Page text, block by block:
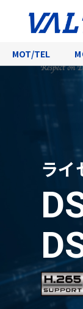
MOT/TEL
ライ